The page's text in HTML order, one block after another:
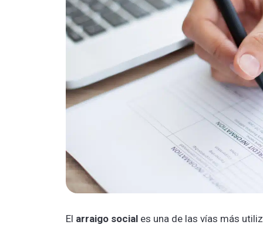
El arraigo social es una de las vías más